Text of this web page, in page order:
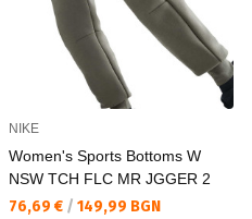
NIKE
Women's Sports Bottoms W
NSW TCH FLC MR JGGER 2
Текуща цена:
76,69 € / 149,99 BGN